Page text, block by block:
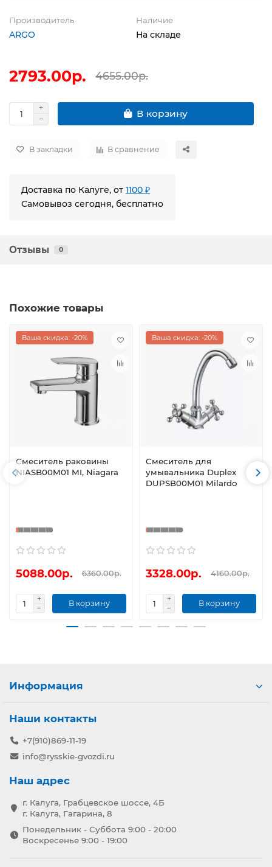
Производитель
ARGO
Наличие
На складе
2793.00р. 4655.00р.
В корзину
В закладки В сравнение
Доставка по Калуге, от 1100 ₽
Самовывоз сегодня, бесплатно
Отзывы 0
Похожие товары
Ваша скидка: -20%
Смеситель раковины
NIASB00M01 MI, Niagara
5088.00р. 6360.00р.
В корзину
Ваша скидка: -20%
Смеситель для
умывальника Duplex
DUPSB00M01 Milardo
3328.00р. 4160.00р.
В корзину
Информация
Наши контакты
+7(910)869-11-19
info@rysskie-gvozdi.ru
Наш адрес
г. Калуга, Грабцевское шоссе, 4Б
г. Калуга, Гагарина, 8
Понедельник - Суббота 9:00 - 20:00
Воскресенье 9:00 - 19:00